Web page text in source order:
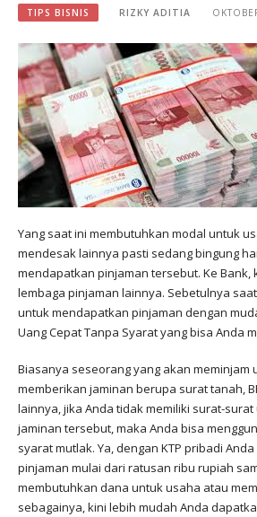
TIPS BISNIS RIZKY ADITIA
Yang saat ini membutuhkan modal untuk
mendesak lainnya pasti sedang bingung
mendapatkan pinjaman tersebut. Ke Bank,
lembaga pinjaman lainnya. Sebetulnya
untuk mendapatkan pinjaman dengan
Uang Cepat Tanpa Syaratyang bisa Anda
Biasanya seseorang yang akan meminjam
memberikan jaminan berupa surat tanah,
lainnya, jika Anda tidak memiliki surat-
jaminan tersebut, maka Anda bisa
syarat mutlak. Ya, dengan KTP pribadi
pinjaman mulai dari ratusan ribu rupiah
membutuhkan dana untuk usaha atau
sebagainya, kini lebih mudah Anda